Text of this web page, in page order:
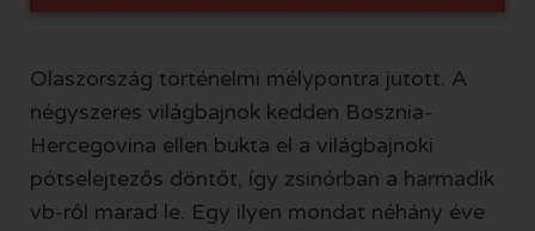
Olaszország történelmi mélypontra jutott. A
négyszeres világbajnok kedden Bosznia-
Hercegovina ellen bukta el a világbajnoki
pótselejtezős döntőt, így zsinórban a harmadik
vb-ről marad le. Egy ilyen mondat néhány éve